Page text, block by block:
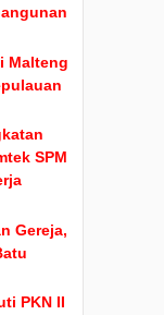
Malteng
SPM
Gereja,
PKN II